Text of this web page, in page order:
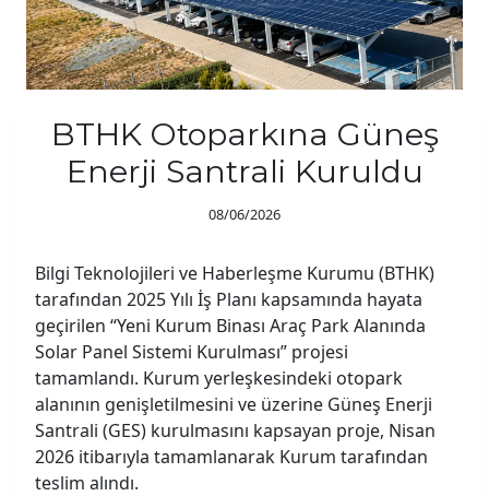
BTHK Otoparkına Güneş
Enerji Santrali Kuruldu
08/06/2026
Bilgi Teknolojileri ve Haberleşme Kurumu (BTHK)
tarafından 2025 Yılı İş Planı kapsamında hayata
geçirilen “Yeni Kurum Binası Araç Park Alanında
Solar Panel Sistemi Kurulması” projesi
tamamlandı. Kurum yerleşkesindeki otopark
alanının genişletilmesini ve üzerine Güneş Enerji
Santrali (GES) kurulmasını kapsayan proje, Nisan
2026 itibarıyla tamamlanarak Kurum tarafından
teslim alındı.